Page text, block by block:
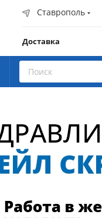
Ставрополь
Доставка